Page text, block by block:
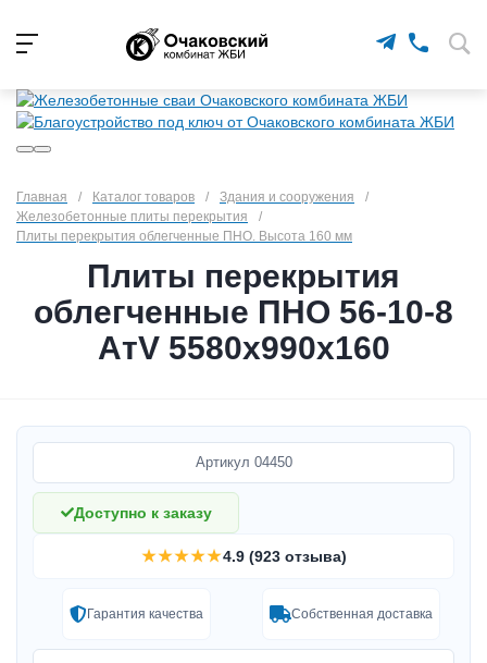
Главная / Каталог товаров / Здания и сооружения
/
Железобетонные плиты перекрытия
/
Плиты перекрытия облегченные ПНО. Высота 160 мм
Плиты перекрытия
облегченные ПНО 56-10-8
АтV 5580х990х160
Артикул 04450
Доступно к заказу
★★★★★4.9 (923 отзыва)
Гарантия качества Собственная доставка